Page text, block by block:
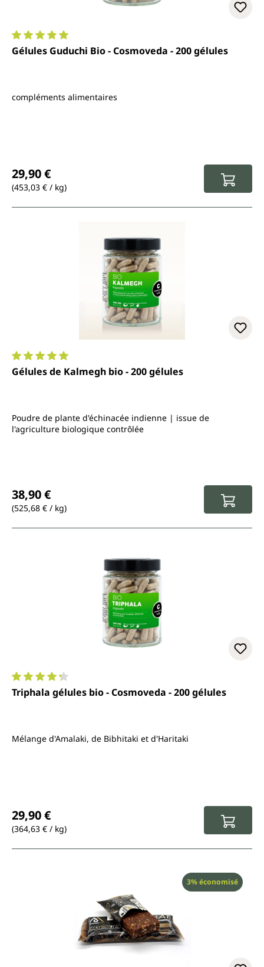
Note moyenne de 5 sur 5 étoiles
Gélules Guduchi Bio - Cosmoveda - 200 gélules
compléments alimentaires
29,90 €
(453,03 € / kg)
Note moyenne de 5 sur 5 étoiles
Gélules de Kalmegh bio - 200 gélules
Poudre de plante d'échinacée indienne | issue de
l'agriculture biologique contrôlée
38,90 €
(525,68 € / kg)
Note moyenne de 4.3 sur 5 étoiles
Triphala gélules bio - Cosmoveda - 200 gélules
Mélange d'Amalaki, de Bibhitaki et d'Haritaki
29,90 €
(364,63 € / kg)
Réduction
3% économisé